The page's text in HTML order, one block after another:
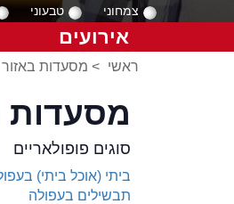
צמחוני טבעוני
אירועים
ראשי > מסעדות באזור
מסעדות
סוגים פופולאריים
ביתי (אוכל ביתי)
תבשילים בעפולה